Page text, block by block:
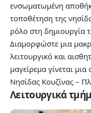
ενσωματωμένη
τοποθέτηση της
ρόλο στη δημιουργία
Διαμορφώστε μια
λειτουργικό και
μαγείρεμα γίνεται
Νησίδας Κουζίνας –
Λειτουργικά